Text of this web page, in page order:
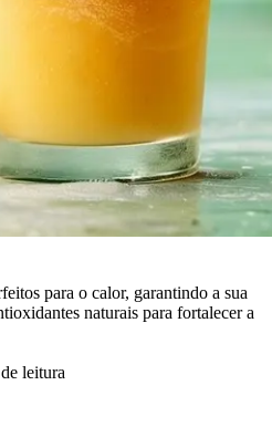
para o calor, garantindo a sua
naturais para fortalecer a
leitura